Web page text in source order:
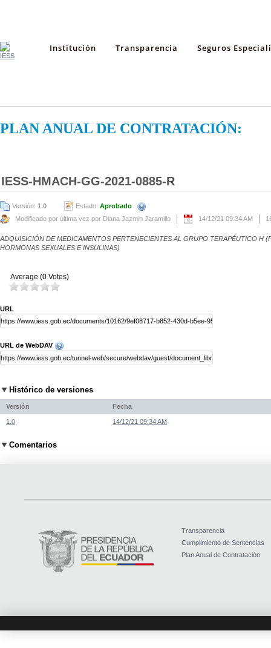
Institución Transparencia Seguros
PLAN ANUAL DE CONTRATACIÓN:
IESS-HMACH-GG-2021-0885-R
Versión: 1.0 Estado: Aprobado
Modificado por última vez por Diana Jazmin Jaramillo
14/12/21 09:34 AM
ADQUISICIÓN DE MEDICAMENTOS PERTENECIENTES AL GRUPO TERAPÉUTICO H
HORMONAS SEXUALES E INSULINAS)
Average (0 Votes)
URL
URL de WebDAV
Histórico de versiones
Versión Fecha
1.0 14/12/21 09:34 AM
Comentarios
Transparencia
Cumplimiento de Sentencias
Plan Anual de Contratación